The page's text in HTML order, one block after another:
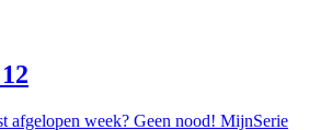
afgelopen week? Geen nood! MijnSerie